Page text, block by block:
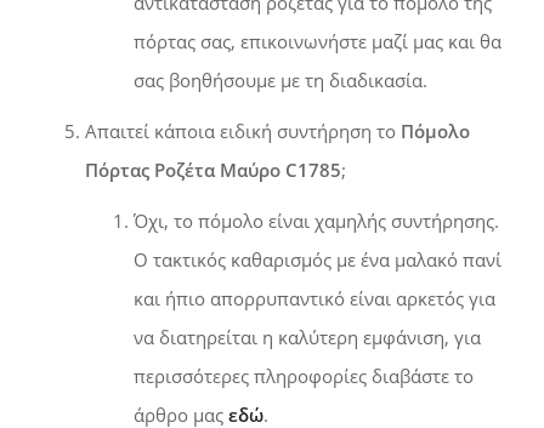
πόρτας σας, επικοινωνήστε μαζί μας και θα
σας βοηθήσουμε με τη διαδικασία.
Απαιτεί κάποια ειδική συντήρηση το Πόμολο
Πόρτας Ροζέτα Μαύρο C1785;
Όχι, το πόμολο είναι χαμηλής συντήρησης.
Ο τακτικός καθαρισμός με ένα μαλακό πανί
και ήπιο απορρυπαντικό είναι αρκετός για
να διατηρείται η καλύτερη εμφάνιση, για
περισσότερες πληροφορίες διαβάστε το
άρθρο μας εδώ.